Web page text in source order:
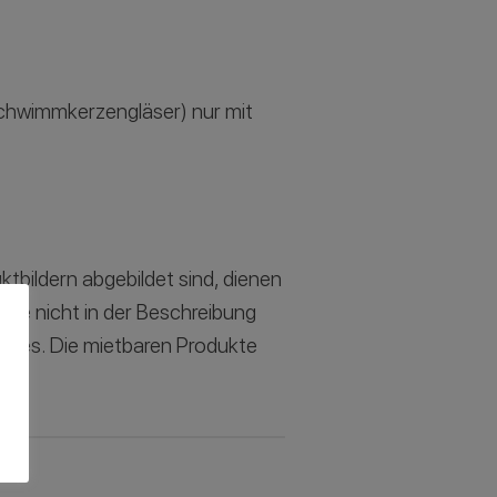
nur mit
abgebildet sind, dienen
nicht in der Beschreibung
Die mietbaren Produkte